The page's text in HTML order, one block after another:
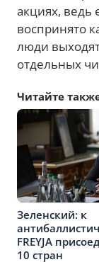
акциях, ведь
воспринято
люди
отдельных
Читайте
Зеленский: к
FREYJA
10 стран